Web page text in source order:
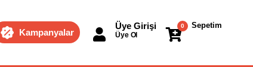
Kampanyalar
Sepetim
0
Üye Girişi
Üye Ol